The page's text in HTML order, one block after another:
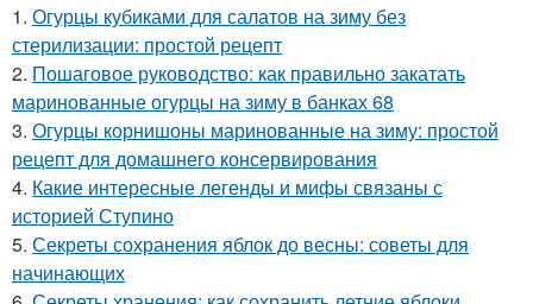
1. Огурцы кубиками для салатов на зиму без
стерилизации: простой рецепт
2. Пошаговое руководство: как правильно закатать
маринованные огурцы на зиму в банках 68
3. Огурцы корнишоны маринованные на зиму: простой
рецепт для домашнего консервирования
4. Какие интересные легенды и мифы связаны с
историей Ступино
5. Секреты сохранения яблок до весны: советы для
начинающих